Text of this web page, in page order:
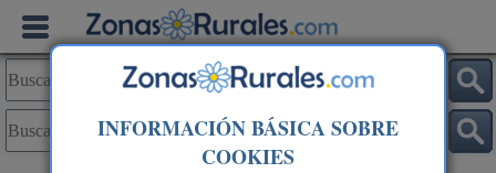
INFORMACIÓN BÁSICA SOBRE
COOKIES